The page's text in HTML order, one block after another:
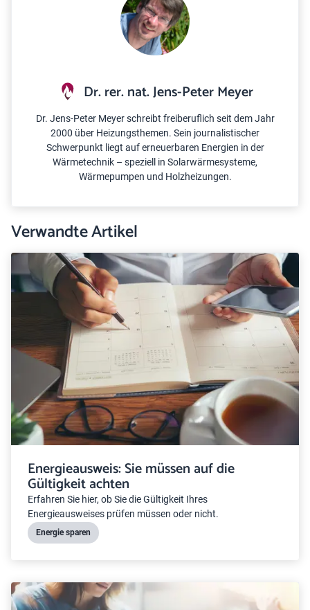
Dr. rer. nat. Jens-Peter Meyer
Dr. Jens-Peter Meyer schreibt freiberuflich seit dem Jahr
2000 über Heizungsthemen. Sein journalistischer
Schwerpunkt liegt auf erneuerbaren Energien in der
Wärmetechnik – speziell in Solarwärmesysteme,
Wärmepumpen und Holzheizungen.
Verwandte Artikel
Energieausweis: Sie müssen auf die
Gültigkeit achten
Erfahren Sie hier, ob Sie die Gültigkeit Ihres
Energieausweises prüfen müssen oder nicht.
Energie sparen